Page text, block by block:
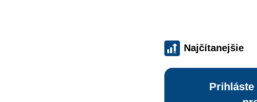
Najčítanejšie
Prihláste